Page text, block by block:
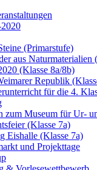
(Primarstufe)
aus Naturmaterialien
(Klasse 8a/8b)
Republik
für die 4.
zum Museum für Ur-
(Klasse 7a)
Eishalle (Klasse 7a)
und Projekttage